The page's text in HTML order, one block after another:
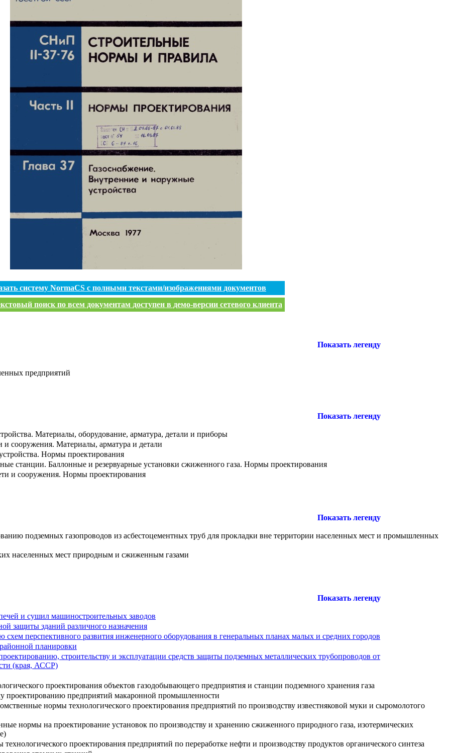
систему NormaCS с полными текстами/изображениями документов
поиск по всем документам доступен в демо-версии сетевого клиента
Показать легенду
предприятий
Показать легенду
Материалы, оборудование, арматура, детали и приборы
сооружения. Материалы, арматура и детали
Нормы проектирования
станции. Баллонные и резервуарные установки сжиженного газа. Нормы проектирования
и сооружения. Нормы проектирования
Показать легенду
подземных газопроводов из асбестоцементных труб для прокладки вне территории населенных мест и промышленных
населенных мест природным и сжиженным газами
Показать легенду
и сушил машиностроительных заводов
защиты зданий различного назначения
перспективного развития инженерного оборудования в генеральных планах малых и средних городов
планировки
строительству и эксплуатации средств защиты подземных металлических трубопроводов от
(края, АССР)
проектирования объектов газодобывающего предприятия и станции подземного хранения газа
проектированию предприятий макаронной промышленности
нормы технологического проектирования предприятий по производству известняковой муки и сыромолотого
нормы на проектирование установок по производству и хранению сжиженного природного газа, изотермических
проектирования предприятий по переработке нефти и производству продуктов органического синтеза